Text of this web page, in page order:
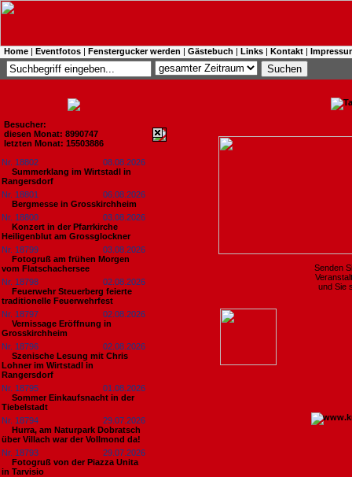
Home | Eventfotos | Fenstergucker werden | Gästebuch | Links | Kontakt |
Besucher:
diesen Monat: 8990747
letzten Monat: 15503886
Nr. 18802
08.08.2026
Summerklang im Wirtstadl in
Rangersdorf
Nr. 18801
06.08.2026
Bergmesse in Grosskirchheim
Nr. 18800
03.08.2026
Konzert in der Pfarrkirche
Heiligenblut am Grossglockner
Nr. 18799
03.08.2026
Fotogruß am frühen Morgen
vom Flatschachersee
Nr. 18798
02.08.2026
Feuerwehr Steuerberg feierte
traditionelle Feuerwehrfest
Nr. 18797
02.08.2026
Vernissage Eröffnung in
Grosskirchheim
Nr. 18796
02.08.2026
Szenische Lesung mit Chris
Lohner im Wirtstadl in
Rangersdorf
Nr. 18795
01.08.2026
Sommer Einkaufsnacht in der
Tiebelstadt
Nr. 18794
29.07.2026
Hurra, am Naturpark Dobratsch
über Villach war der Vollmond da!
Nr. 18793
29.07.2026
Fotogruß von der Piazza Unita
in Tarvisio
Senden
und Sie